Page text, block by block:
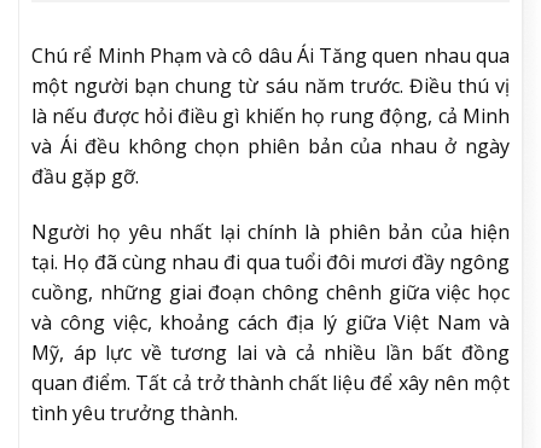
Chú rể Minh Phạm và cô dâu Ái Tăng quen nhau qua
một người bạn chung từ sáu năm trước. Điều thú vị
là nếu được hỏi điều gì khiến họ rung động, cả Minh
và Ái đều không chọn phiên bản của nhau ở ngày
đầu gặp gỡ.
Người họ yêu nhất lại chính là phiên bản của hiện
tại. Họ đã cùng nhau đi qua tuổi đôi mươi đầy ngông
cuồng, những giai đoạn chông chênh giữa việc học
và công việc, khoảng cách địa lý giữa Việt Nam và
Mỹ, áp lực về tương lai và cả nhiều lần bất đồng
quan điểm. Tất cả trở thành chất liệu để xây nên một
tình yêu trưởng thành.